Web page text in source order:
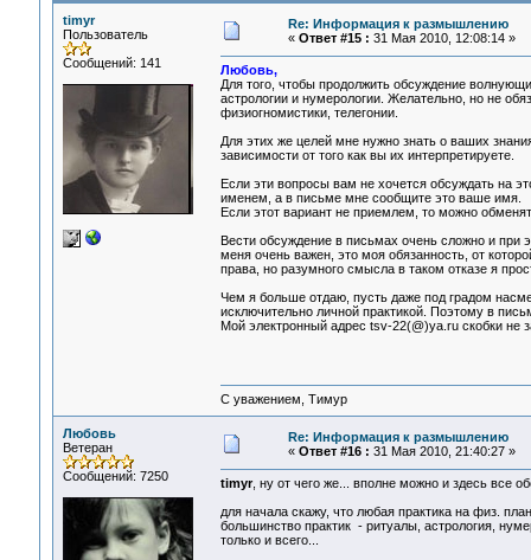
timyr
Пользователь
Сообщений: 141
Re: Информация к размышлению
« Ответ #15 : 31 Мая 2010, 12:08:14 »
Любовь,
Для того, чтобы продолжить обсуждение
астрологии и нумерологии. Желательно, но не
физиогномистики, телегонии.
Для этих же целей мне нужно знать о ваших
зависимости от того как вы их интерпретируете.
Если эти вопросы вам не хочется обсуждать на
именем, а в письме мне сообщите это ваше имя.
Если этот вариант не приемлем, то можно
Вести обсуждение в письмах очень сложно и при
меня очень важен, это моя обязанность, от
права, но разумного смысла в таком отказе я
Чем я больше отдаю, пусть даже под градом
исключительно личной практикой. Поэтому в
Мой электронный адрес tsv-22(@)ya.ru скобки не
С уважением, Тимур
Любовь
Ветеран
Сообщений: 7250
Re: Информация к размышлению
« Ответ #16 : 31 Мая 2010, 21:40:27 »
timyr, ну от чего же... вполне можно и здесь все
для начала скажу, что любая практика на физ.
большинство практик - ритуалы, астрология,
только и всего...